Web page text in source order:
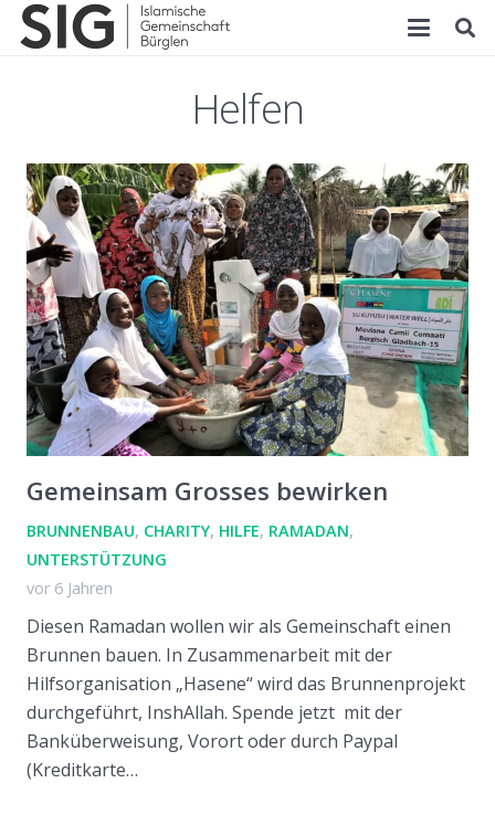
Helfen
Gemeinsam Grosses bewirken
BRUNNENBAU, CHARITY, HILFE, RAMADAN,
UNTERSTÜTZUNG
vor 6 Jahren
Diesen Ramadan wollen wir als Gemeinschaft einen
Brunnen bauen. In Zusammenarbeit mit der
Hilfsorganisation „Hasene“ wird das Brunnenprojekt
durchgeführt, InshAllah. Spende jetzt mit der
Banküberweisung, Vorort oder durch Paypal
(Kreditkarte…